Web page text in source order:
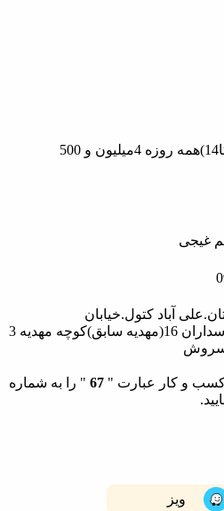
کتول.خیابان
پاسداران،پاسداران 16(مهدیه سابق)کوچه مهدیه 3
عبارت "67" را به شماره